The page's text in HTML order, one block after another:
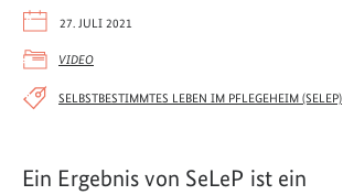
27. JULI 2021
VIDEO
SELBSTBESTIMMTES LEBEN IM PFLEGEHEIM (SELEP)
Ein Ergebnis von SeLeP ist ein